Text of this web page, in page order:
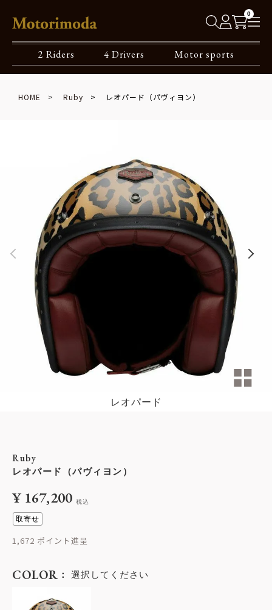
0
2 Riders 4 Drivers Motor sports
HOME Ruby レオパード（パヴィヨン）
レオパード
Ruby
レオパード（パヴィヨン）
¥ 167,200 税込
取寄せ
1,672
COLOR 選択してください